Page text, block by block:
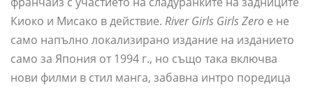
Киоко и Мисако в действие. River Girls Girls Zero е не
само напълно локализирано издание на изданието
само за Япония от 1994 г., но също така включва
нови филми в стил манга, забавна интро поредица